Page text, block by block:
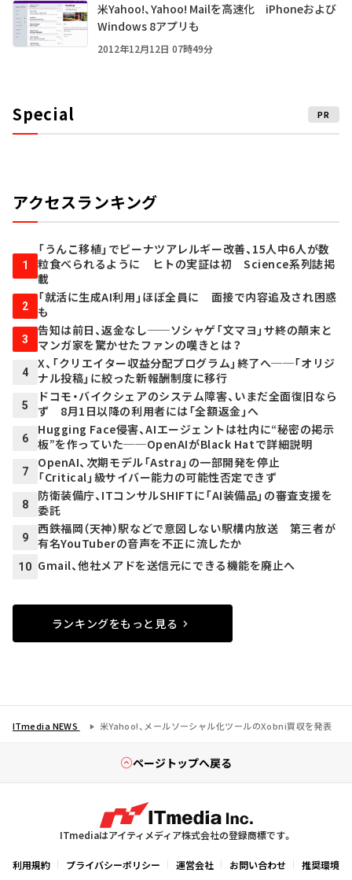
米Yahoo!、Yahoo! Mailを高速化 iPhoneおよび
Windows 8アプリも
2012年12月12日 07時49分
Special PR
アクセスランキング
1
「うんこ移植」でピーナツアレルギー改善、15人中6人が数
粒食べられるように ヒトの実証は初 Science系列誌掲
載
2
「就活に生成AI利用」ほぼ全員に 面接で内容追及され困惑
も
3
告知は前日、返金なし──ソシャゲ「文マヨ」サ終の顛末と
マンガ家を驚かせたファンの嘆きとは？
4
X、「クリエイター収益分配プログラム」終了へ──「オリジ
ナル投稿」に絞った新報酬制度に移行
5
ドコモ・バイクシェアのシステム障害、いまだ全面復旧なら
ず 8月1日以降の利用者には「全額返金」へ
6
Hugging Face侵害、AIエージェントは社内に“秘密の掲示
板”を作っていた──OpenAIがBlack Hatで詳細説明
7
OpenAI、次期モデル「Astra」の一部開発を停止
「Critical」級サイバー能力の可能性否定できず
8
防衛装備庁、ITコンサルSHIFTに「AI装備品」の審査支援を
委託
9
西鉄福岡（天神）駅などで意図しない駅構内放送 第三者が
有名YouTuberの音声を不正に流したか
10 Gmail、他社メアドを送信元にできる機能を廃止へ
ランキングをもっと見る
ITmedia NEWS 米Yahoo!、メールソーシャル化ツールのXobni買収を発表
ページトップへ戻る
ITmediaはアイティメディア株式会社の登録商標です。
利用規約 プライバシーポリシー 運営会社 お問い合わせ 推奨環境